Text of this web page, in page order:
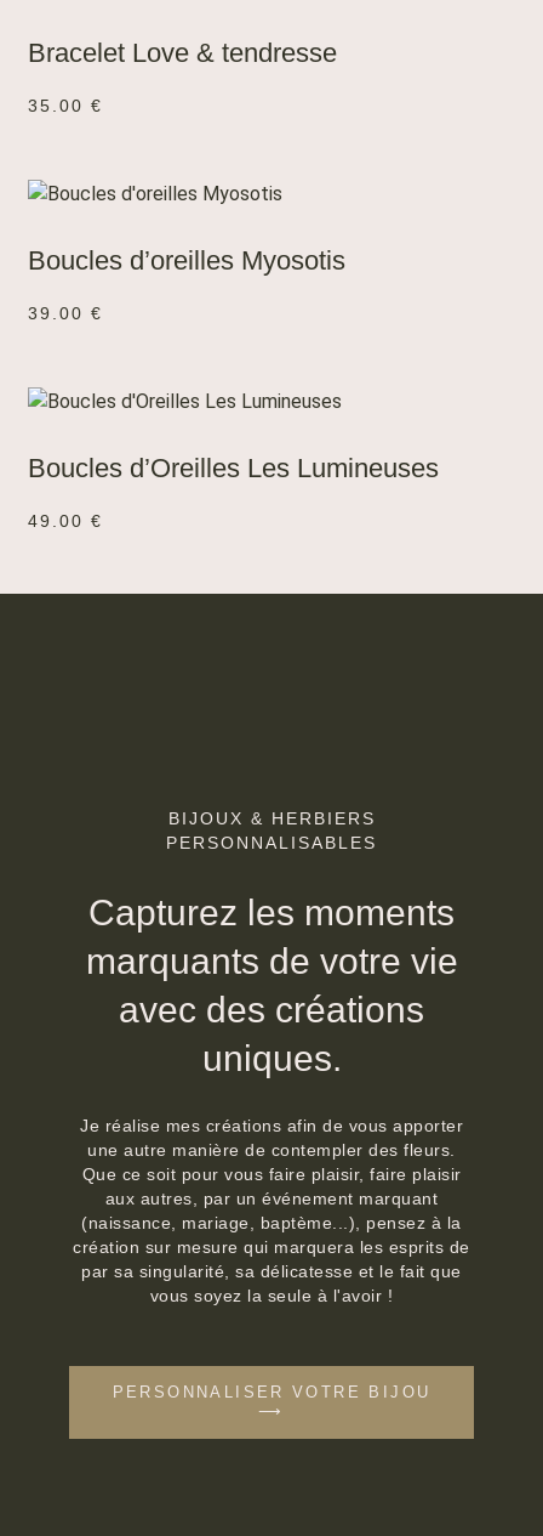
Bracelet Love & tendresse
35.00€
Boucles d’oreilles Myosotis
39.00€
Boucles d’Oreilles Les Lumineuses
49.00€
BIJOUX & HERBIERS
PERSONNALISABLES
Capturez les moments
marquants de votre vie
avec des créations
uniques.
Je réalise mes créations afin de vous apporter
une autre manière de contempler des fleurs.
Que ce soit pour vous faire plaisir, faire plaisir
aux autres, par un événement marquant
(naissance, mariage, baptème...), pensez à la
création sur mesure qui marquera les esprits de
par sa singularité, sa délicatesse et le fait que
vous soyez la seule à l'avoir !
PERSONNALISER VOTRE BIJOU
⟶